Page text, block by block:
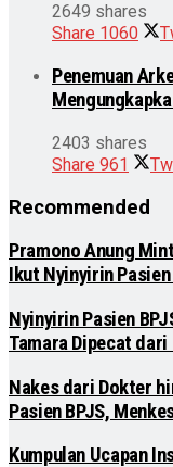
2649 shares
Share 1060
Penemuan
2403 shares
Share 961
Recommended
Pramono Anung
Ikut Nyinyirin Pasien
Nyinyirin Pasien
Tamara Dipecat dari
Nakes dari Dokter
Pasien BPJS,
Kumpulan Ucapan